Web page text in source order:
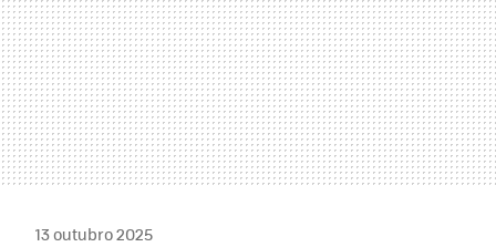
13 outubro 2025